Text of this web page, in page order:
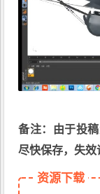
备注：由于投
尽快保存，失效
资源下载